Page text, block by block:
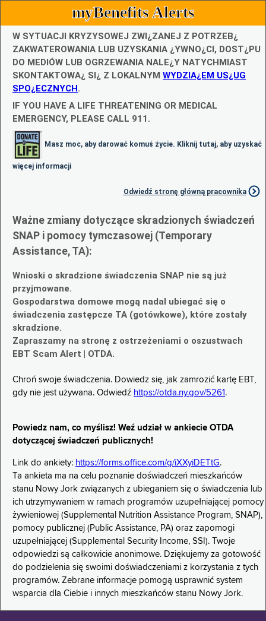
myBenefits Alerts
W SYTUACJI KRYZYSOWEJ ZWI¿ZANEJ Z POTRZEB¿
ZAKWATEROWANIA LUB UZYSKANIA ¿YWNO¿CI, DOST¿PU
DO MEDIÓW LUB OGRZEWANIA NALE¿Y NATYCHMIAST
SKONTAKTOWA¿ SI¿ Z LOKALNYM WYDZIA¿EM US¿UG
SPO¿ECZNYCH.
IF YOU HAVE A LIFE THREATENING OR MEDICAL
EMERGENCY, PLEASE CALL 911.
Masz moc, aby darować komuś życie. Kliknij tutaj, aby uzyskać
więcej informacji
Odwiedź stronę główną pracownika
Ważne zmiany dotyczące skradzionych świadczeń
SNAP i pomocy tymczasowej (Temporary
Assistance, TA):
Wnioski o skradzione świadczenia SNAP nie są już
przyjmowane.
Gospodarstwa domowe mogą nadal ubiegać się o
świadczenia zastępcze TA (gotówkowe), które zostały
skradzione.
Zapraszamy na stronę z ostrzeżeniami o oszustwach
EBT Scam Alert | OTDA.
Chroń swoje świadczenia. Dowiedz się, jak zamrozić kartę EBT,
gdy nie jest używana. Odwiedź https://otda.ny.gov/5261 .
Powiedz nam, co myślisz! Weź udział w ankiecie OTDA
dotyczącej świadczeń publicznych!
Link do ankiety: https://forms.office.com/g/iXXyiDETtG.
Ta ankieta ma na celu poznanie doświadczeń mieszkańców
stanu Nowy Jork związanych z ubieganiem się o świadczenia lub
ich utrzymywaniem w ramach programów uzupełniającej pomocy
żywieniowej (Supplemental Nutrition Assistance Program, SNAP),
pomocy publicznej (Public Assistance, PA) oraz zapomogi
uzupełniającej (Supplemental Security Income, SSI). Twoje
odpowiedzi są całkowicie anonimowe. Dziękujemy za gotowość
do podzielenia się swoimi doświadczeniami z korzystania z tych
programów. Zebrane informacje pomogą usprawnić system
wsparcia dla Ciebie i innych mieszkańców stanu Nowy Jork.